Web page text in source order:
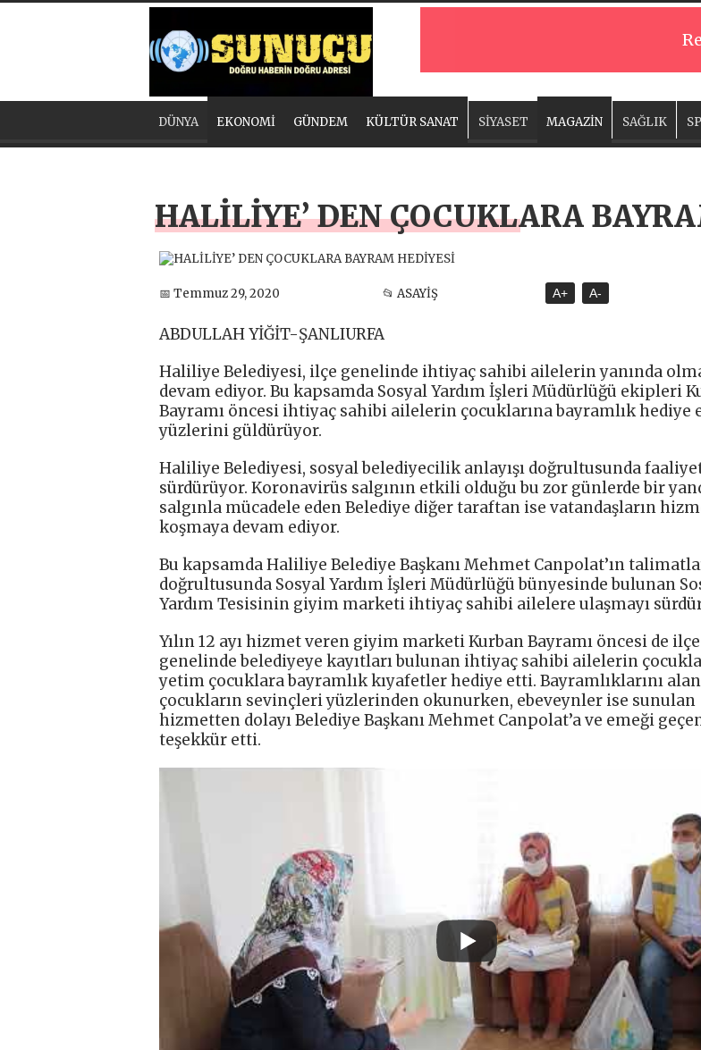
DÜNYA EKONOMİ GÜNDEM KÜLTÜR SANAT SİYASET MAGAZİN SAĞLIK
HALİLİYE’ DEN ÇOCUKLARA
📅 Temmuz 29, 2020 📂 ASAYİŞ A+ A-
ABDULLAH YİĞİT-ŞANLIURFA
Haliliye Belediyesi, ilçe genelinde ihtiyaç sahibi ailelerin yanında
devam ediyor. Bu kapsamda Sosyal Yardım İşleri Müdürlüğü ekipleri
Bayramı öncesi ihtiyaç sahibi ailelerin çocuklarına bayramlık hediye
yüzlerini güldürüyor.
Haliliye Belediyesi, sosyal belediyecilik anlayışı doğrultusunda
sürdürüyor. Koronavirüs salgının etkili olduğu bu zor günlerde bir
salgınla mücadele eden Belediye diğer taraftan ise vatandaşların
koşmaya devam ediyor.
Bu kapsamda Haliliye Belediye Başkanı Mehmet Canpolat’ın
doğrultusunda Sosyal Yardım İşleri Müdürlüğü bünyesinde bulunan
Yardım Tesisinin giyim marketi ihtiyaç sahibi ailelere ulaşmayı
Yılın 12 ayı hizmet veren giyim marketi Kurban Bayramı öncesi de ilçe
genelinde belediyeye kayıtları bulunan ihtiyaç sahibi ailelerin
yetim çocuklara bayramlık kıyafetler hediye etti. Bayramlıklarını alan
çocukların sevinçleri yüzlerinden okunurken, ebeveynler ise sunulan
hizmetten dolayı Belediye Başkanı Mehmet Canpolat’a ve emeği
teşekkür etti.